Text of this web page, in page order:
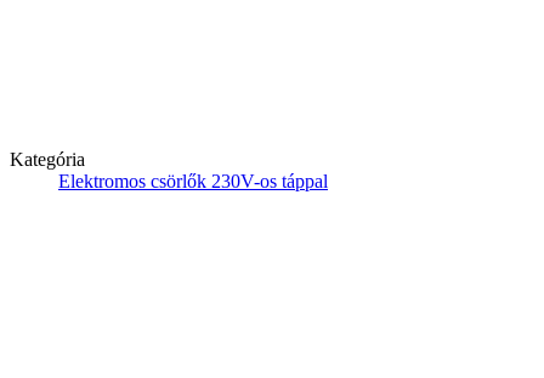
Kategória
Elektromos csörlők 230V-os táppal